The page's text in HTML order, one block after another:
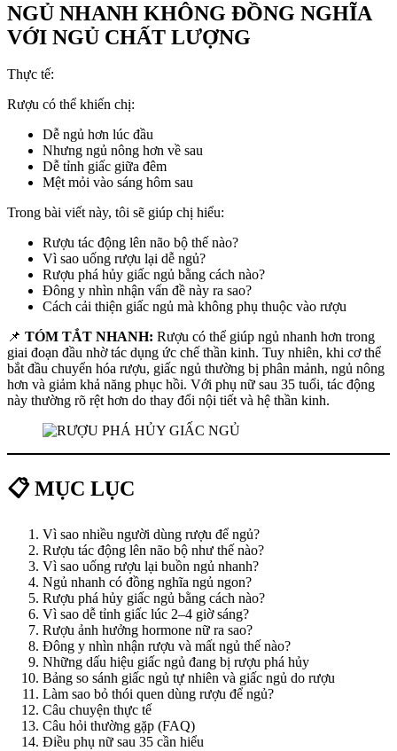
NGỦ NHANH KHÔNG ĐỒNG NGHĨA
VỚI NGỦ CHẤT LƯỢNG
Thực tế:
Rượu có thể khiến chị:
Dễ ngủ hơn lúc đầu
Nhưng ngủ nông hơn về sau
Dễ tỉnh giấc giữa đêm
Mệt mỏi vào sáng hôm sau
Trong bài viết này, tôi sẽ giúp chị hiểu:
Rượu tác động lên não bộ thế nào?
Vì sao uống rượu lại dễ ngủ?
Rượu phá hủy giấc ngủ bằng cách nào?
Đông y nhìn nhận vấn đề này ra sao?
Cách cải thiện giấc ngủ mà không phụ thuộc vào rượu
📌 TÓM TẮT NHANH: Rượu có thể giúp ngủ nhanh hơn trong
giai đoạn đầu nhờ tác dụng ức chế thần kinh. Tuy nhiên, khi cơ thể
bắt đầu chuyển hóa rượu, giấc ngủ thường bị phân mảnh, ngủ nông
hơn và giảm khả năng phục hồi. Với phụ nữ sau 35 tuổi, tác động
này thường rõ rệt hơn do thay đổi nội tiết và hệ thần kinh.
📋 MỤC LỤC
Vì sao nhiều người dùng rượu để ngủ?
Rượu tác động lên não bộ như thế nào?
Vì sao uống rượu lại buồn ngủ nhanh?
Ngủ nhanh có đồng nghĩa ngủ ngon?
Rượu phá hủy giấc ngủ bằng cách nào?
Vì sao dễ tỉnh giấc lúc 2–4 giờ sáng?
Rượu ảnh hưởng hormone nữ ra sao?
Đông y nhìn nhận rượu và mất ngủ thế nào?
Những dấu hiệu giấc ngủ đang bị rượu phá hủy
Bảng so sánh giấc ngủ tự nhiên và giấc ngủ do rượu
Làm sao bỏ thói quen dùng rượu để ngủ?
Câu chuyện thực tế
Câu hỏi thường gặp (FAQ)
Điều phụ nữ sau 35 cần hiểu